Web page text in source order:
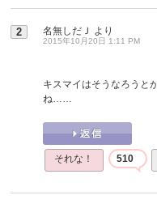
2 名無しだＪ より
2015年10月20日 1:11 PM
キスマイはそうなろうと
ね……
それな！ 510